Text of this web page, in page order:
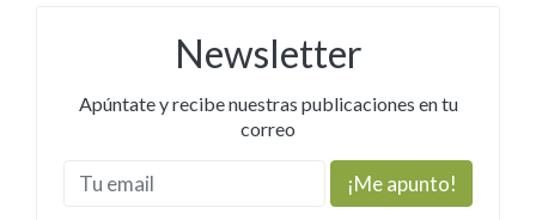
Newsletter
Apúntate y recibe nuestras publicaciones en tu
correo